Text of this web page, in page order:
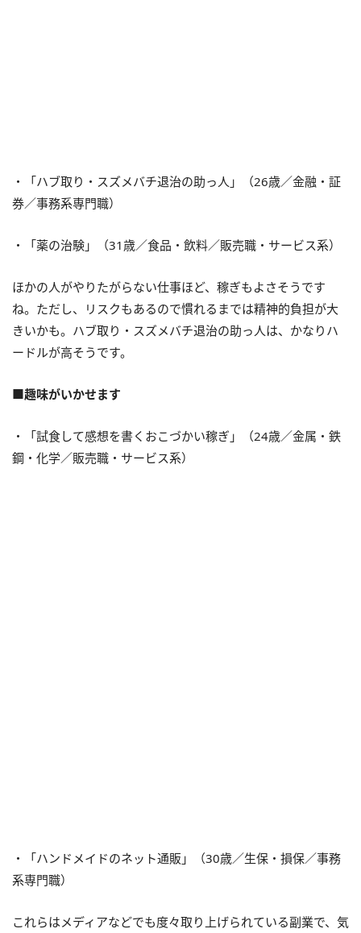
・「ハブ取り・スズメバチ退治の助っ人」（26歳／金融・証
券／事務系専門職）
・「薬の治験」（31歳／食品・飲料／販売職・サービス系）
ほかの人がやりたがらない仕事ほど、稼ぎもよさそうです
ね。ただし、リスクもあるので慣れるまでは精神的負担が大
きいかも。ハブ取り・スズメバチ退治の助っ人は、かなりハ
ードルが高そうです。
■趣味がいかせます
・「試食して感想を書くおこづかい稼ぎ」（24歳／金属・鉄
鋼・化学／販売職・サービス系）
・「ハンドメイドのネット通販」（30歳／生保・損保／事務
系専門職）
これらはメディアなどでも度々取り上げられている副業で、気